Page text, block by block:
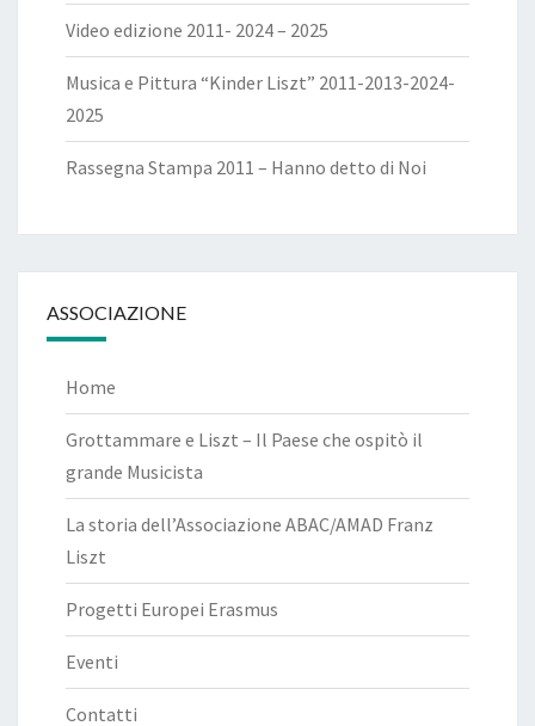
Video edizione 2011- 2024 – 2025
Musica e Pittura “Kinder Liszt” 2011-2013-2024-
2025
Rassegna Stampa 2011 – Hanno detto di Noi
ASSOCIAZIONE
Home
Grottammare e Liszt – Il Paese che ospitò il
grande Musicista
La storia dell’Associazione ABAC/AMAD Franz
Liszt
Progetti Europei Erasmus
Eventi
Contatti